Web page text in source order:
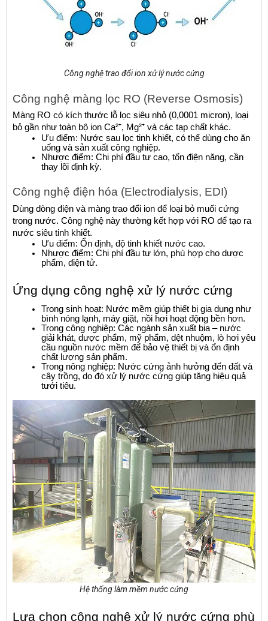
Công nghệ trao đổi ion xử lý nước cứng
Công nghệ màng lọc RO (Reverse Osmosis)
Màng RO có kích thước lỗ lọc siêu nhỏ (0,0001 micron), loại
bỏ gần như toàn bộ ion Ca²⁺, Mg²⁺ và các tạp chất khác.
Ưu điểm: Nước sau lọc tinh khiết, có thể dùng cho ăn
uống và sản xuất công nghiệp.
Nhược điểm: Chi phí đầu tư cao, tốn điện năng, cần
thay lõi định kỳ.
Công nghệ điện hóa (Electrodialysis, EDI)
Dùng dòng điện và màng trao đổi ion để loại bỏ muối cứng
trong nước. Công nghệ này thường kết hợp với RO để tạo ra
nước siêu tinh khiết.
Ưu điểm: Ổn định, độ tinh khiết nước cao.
Nhược điểm: Chi phí đầu tư lớn, phù hợp cho dược
phẩm, điện tử.
Ứng dụng công nghệ xử lý nước cứng
Trong sinh hoạt: Nước mềm giúp thiết bị gia dụng như
bình nóng lạnh, máy giặt, nồi hơi hoạt động bền hơn.
Trong công nghiệp: Các ngành sản xuất bia – nước
giải khát, dược phẩm, mỹ phẩm, dệt nhuộm, lò hơi yêu
cầu nguồn nước mềm để bảo vệ thiết bị và ổn định
chất lượng sản phẩm.
Trong nông nghiệp: Nước cứng ảnh hưởng đến đất và
cây trồng, do đó xử lý nước cứng giúp tăng hiệu quả
tưới tiêu.
Hệ thống làm mềm nước cứng
Lựa chọn công nghệ xử lý nước cứng phù